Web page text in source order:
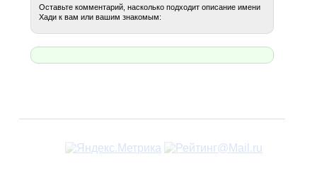
Оставьте комментарий, насколько подходит описание имени
Хади к вам или вашим знакомым: